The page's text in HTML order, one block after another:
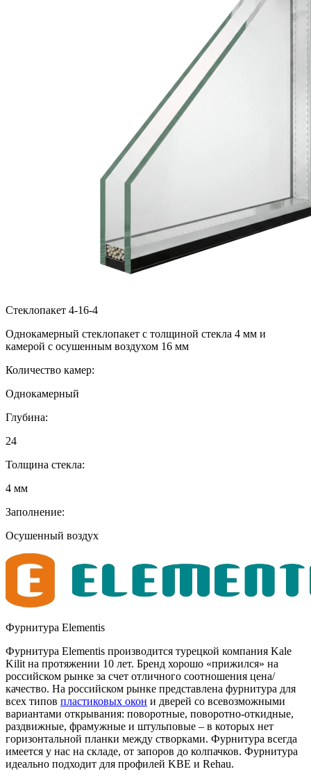
Стеклопакет 4-16-4
Однокамерный стеклопакет с толщиной стекла 4 мм и
камерой с осушенным воздухом 16 мм
Количество камер:
Однокамерный
Глубина:
24
Толщина стекла:
4 мм
Заполнение:
Осушенный воздух
Фурнитура Elementis
Фурнитура Elementis производится турецкой компания Kale
Kilit на протяжении 10 лет. Бренд хорошо «прижился» на
российском рынке за счет отличного соотношения цена/
качество. На российском рынке представлена фурнитура для
всех типов пластиковых окон и дверей со всевозможными
вариантами открывания: поворотные, поворотно-откидные,
раздвижные, фрамужные и штульповые – в которых нет
горизонтальной планки между створками. Фурнитура всегда
имеется у нас на складе, от запоров до колпачков. Фурнитура
идеально подходит для профилей KBE и Rehau.